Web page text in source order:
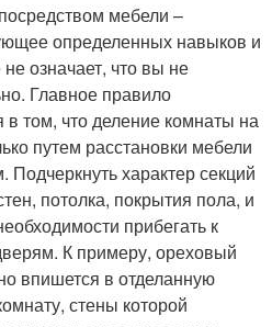
мебели –
определенных навыков и
означает, что вы не
Главное правило
в том, что деление комнаты на
путем расстановки мебели
характер секций
потолка, покрытия пола, и
прибегать к
К примеру, ореховый
впишется в отделанную
стены которой